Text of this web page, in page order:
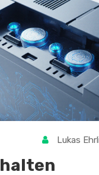
Lukas